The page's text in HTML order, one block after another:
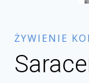
ŻYWIENIE